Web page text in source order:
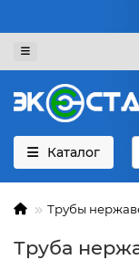
Каталог
Трубы
Труба